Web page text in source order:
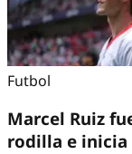
Futbol
Marcel Ruiz
rodilla e